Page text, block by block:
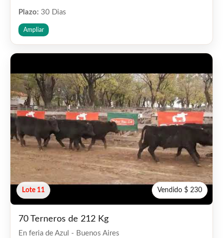
Plazo: 30 Dias
Ampliar
Lote 11 Vendido $ 230
70 Terneros de 212 Kg
En feria de Azul - Buenos Aires